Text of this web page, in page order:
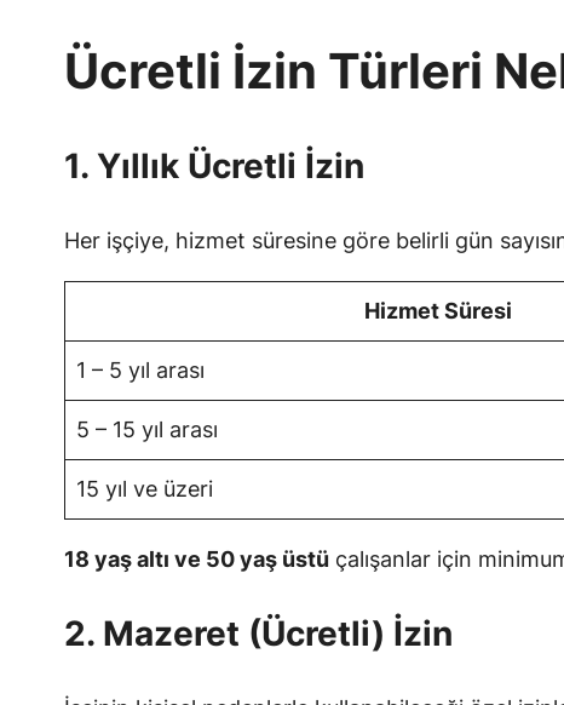
Ücretli İzin Türleri
1. Yıllık Ücretli İzin
Her işçiye, hizmet süresine göre belirli gün
Hizmet Süresi
1 – 5 yıl arası
5 – 15 yıl arası
15 yıl ve üzeri
18 yaş altı ve 50 yaş üstüçalışanlar için
2. Mazeret (Ücretli) İzin